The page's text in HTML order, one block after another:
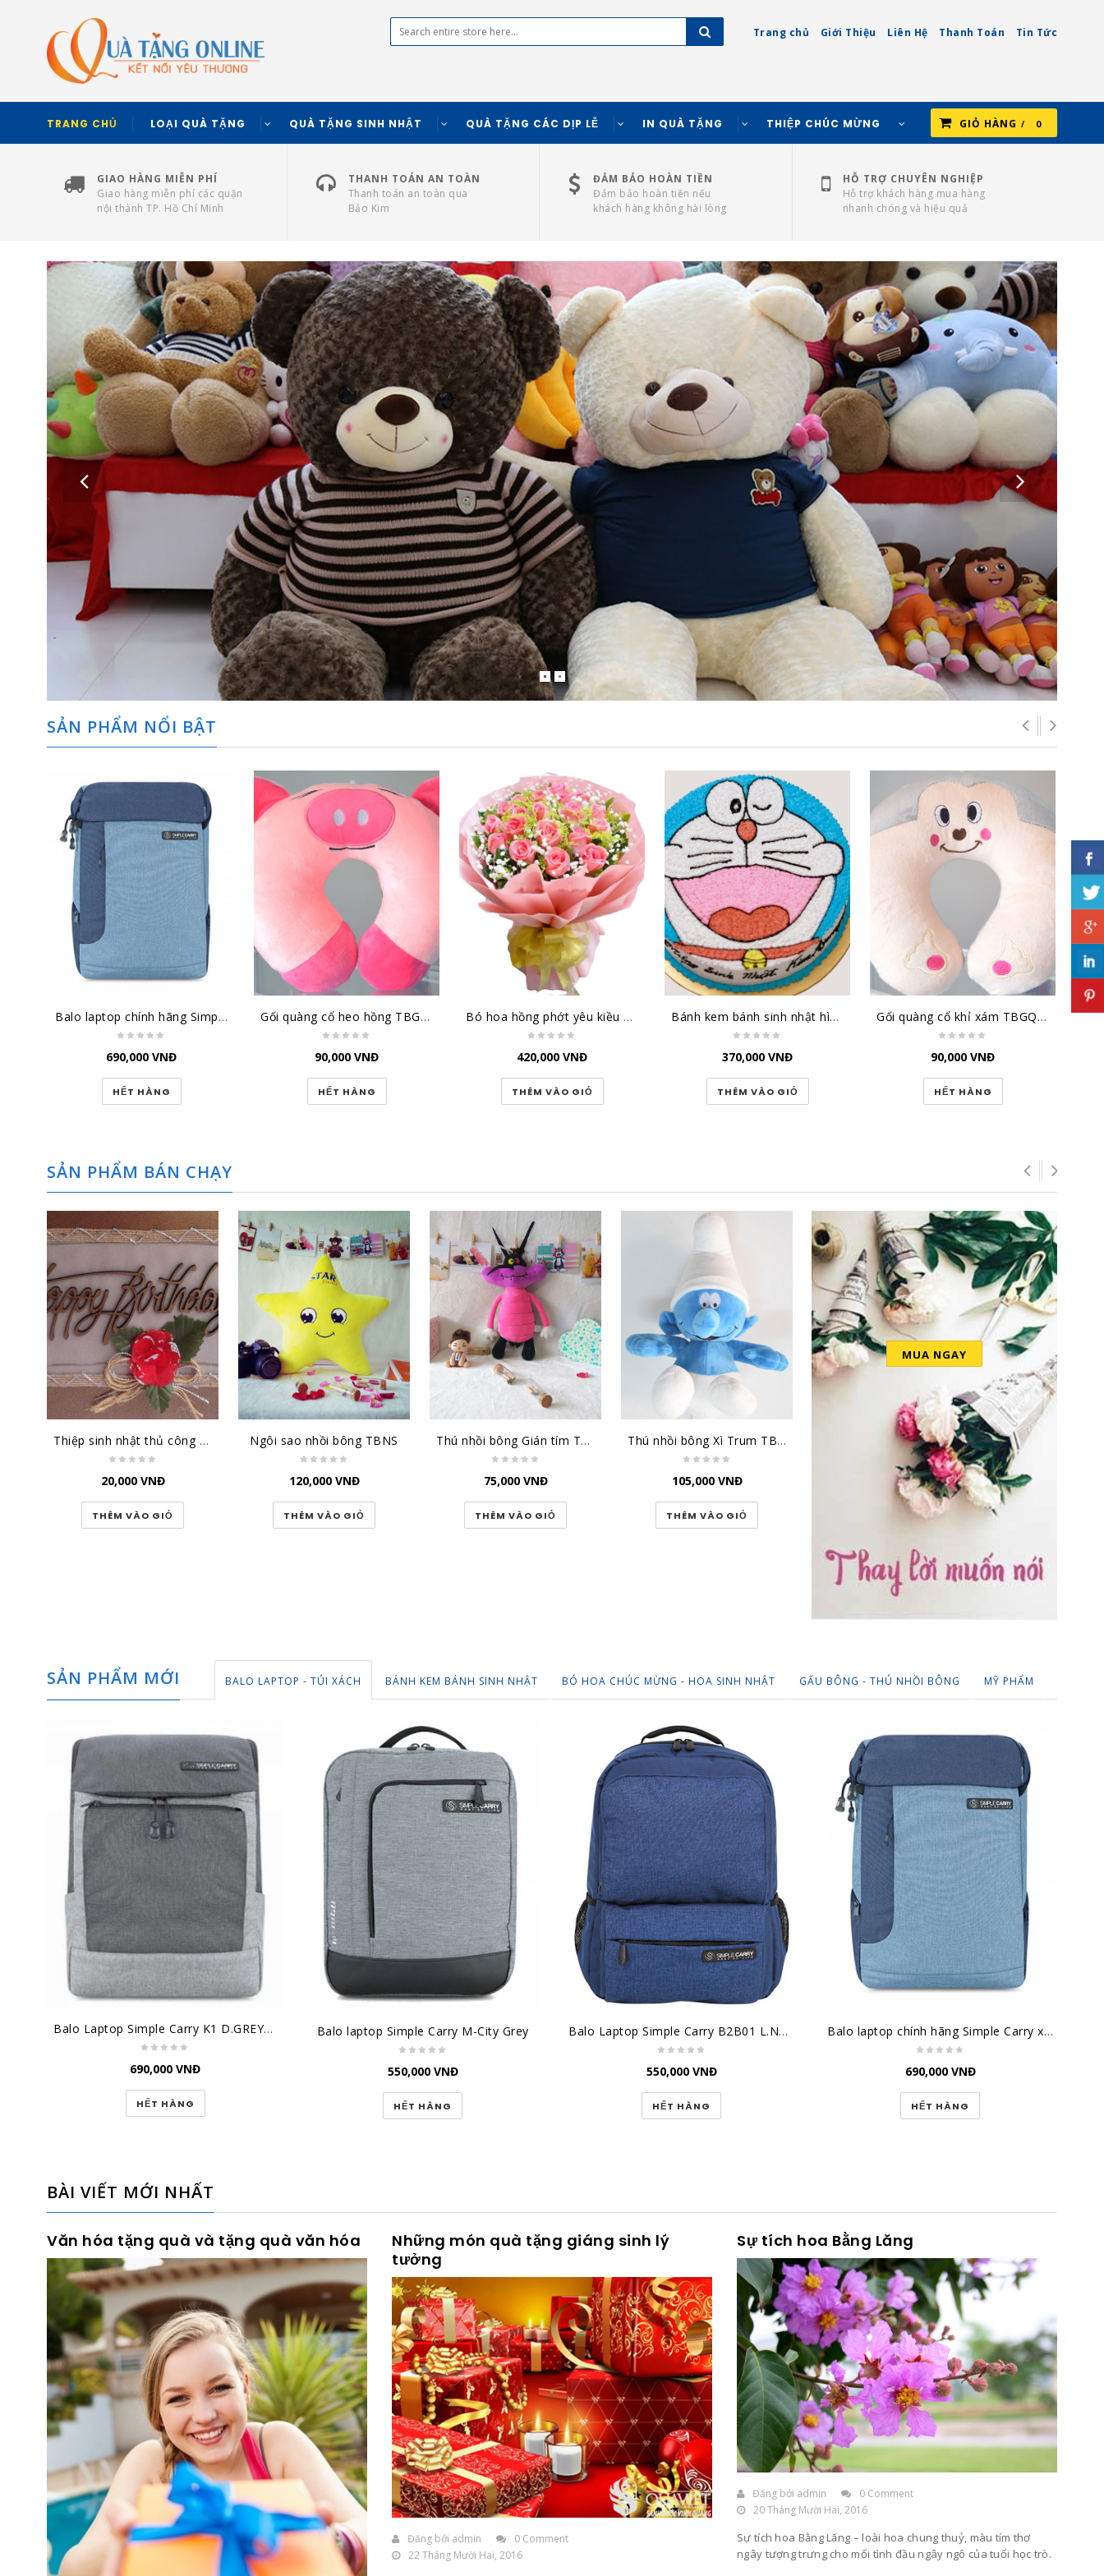
Trang chủ Giới Thiệu Liên Hệ Thanh Toán Tin Tức
TRANG CHỦ LOẠI QUÀ TẶNG QUÀ TẶNG SINH NHẬT QUÀ TẶNG CÁC DỊP LỄ IN QUÀ TẶNG THIỆP CHÚC MỪNG GIỎ HÀNG 0
GIAO HÀNG MIỄN PHÍ
Giao hàng miễn phí các quận
nội thành TP. Hồ Chí Minh
THANH TOÁN AN TOÀN
Thanh toán an toàn qua
Bảo Kim
ĐẢM BẢO HOÀN TIỀN
Đảm bảo hoàn tiền nếu
khách hàng không hài lòng
HỖ TRỢ CHUYÊN NGHIỆP
Hỗ trợ khách hàng mua hàng
nhanh chóng và hiệu quả
SẢN PHẨM NỔI BẬT
Balo laptop chính hãng Simple Carry xanh đậm/xanh K5 Navy/Blue
690,000 VNĐ
HẾT HÀNG
Gối quàng cổ heo hồng TBGQCHH
90,000 VNĐ
HẾT HÀNG
Bó hoa hồng phớt yêu kiều HT164
420,000 VNĐ
THÊM VÀO GIỎ
Bánh kem bánh sinh nhật hình Doremon BK027
370,000 VNĐ
THÊM VÀO GIỎ
Gối quàng cổ khỉ xám TBGQCKX
90,000 VNĐ
HẾT HÀNG
MUA NGAY
SẢN PHẨM BÁN CHẠY
Thiệp sinh nhật thủ công đại lớn SN-DL-1501
20,000 VNĐ
THÊM VÀO GIỎ
Ngôi sao nhồi bông TBNS
120,000 VNĐ
THÊM VÀO GIỎ
Thú nhồi bông Gián tím TBGT1
75,000 VNĐ
THÊM VÀO GIỎ
Thú nhồi bông Xì Trum TBXT2
105,000 VNĐ
THÊM VÀO GIỎ
Robo Trái Cây DC002
255,000VNĐ
THÊM VÀO GIỎ
SẢN PHẨM MỚI BALO LAPTOP - TÚI XÁCH BÁNH KEM BÁNH SINH NHẬT BÓ HOA CHÚC MỪNG - HOA SINH NHẬT GẤU BÔNG - THÚ NHỒI BÔNG MỸ PHẨM
Balo Laptop Simple Carry K1 D.GREY/GREY
690,000 VNĐ
HẾT HÀNG
Balo laptop Simple Carry M-City Grey
550,000 VNĐ
HẾT HÀNG
Balo Laptop Simple Carry B2B01 L.NAVY
550,000 VNĐ
HẾT HÀNG
Balo laptop chính hãng Simple Carry xanh đậm/xanh K5 Navy/Blue
690,000 VNĐ
HẾT HÀNG
BÀI VIẾT MỚI NHẤT
Văn hóa tặng quà và tặng quà văn hóa
Những món quà tặng giáng sinh lý
tưởng
Đăng bởi admin
0 Comment
22 Tháng Mười Hai, 2016
Sự tích hoa Bằng Lăng
Đăng bởi admin
0 Comment
20 Tháng Mười Hai, 2016
Sự tích hoa Bằng Lăng – loài hoa chung thuỷ, màu tím thơ
ngây tượng trưng cho mối tình đầu ngây ngô của tuổi học trò.